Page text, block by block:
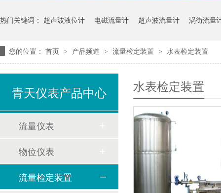
热门关键词： 超声波液位计 电磁流量计 超声波流量计 涡街流量
您的位置： 首页 > 产品频道 > 流量检定装置 > 水表检定装置
水表检定装置
青天仪表产品中心
流量仪表
物位仪表
流量检定装置